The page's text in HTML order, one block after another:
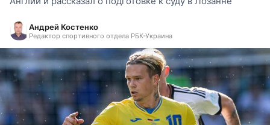
Андрей Костенко
Редактор спортивного отдела РБК-Украина